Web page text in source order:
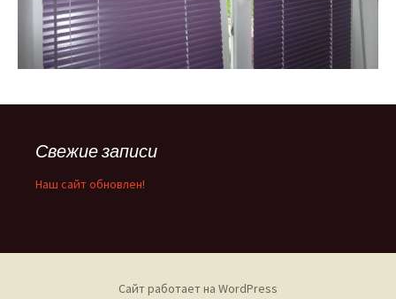
Свежие записи
Наш сайт обновлен!
Сайт работает на WordPress